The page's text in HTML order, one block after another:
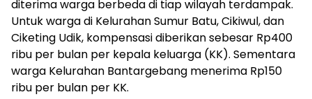
diterima warga berbeda di tiap wilayah terdampak.
Untuk warga di Kelurahan Sumur Batu, Cikiwul, dan
Ciketing Udik, kompensasi diberikan sebesar Rp400
ribu per bulan per kepala keluarga (KK). Sementara
warga Kelurahan Bantargebang menerima Rp150
ribu per bulan per KK.